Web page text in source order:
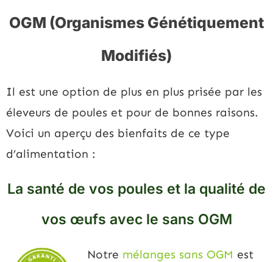
OGM (Organismes Génétiquement
Modifiés)
Il est une option de plus en plus prisée par les
éleveurs de poules et pour de bonnes raisons.
Voici un aperçu des bienfaits de ce type
d’alimentation :
La santé de vos poules et la qualité de
vos œufs avec le sans OGM
Notre mélanges sans OGM est